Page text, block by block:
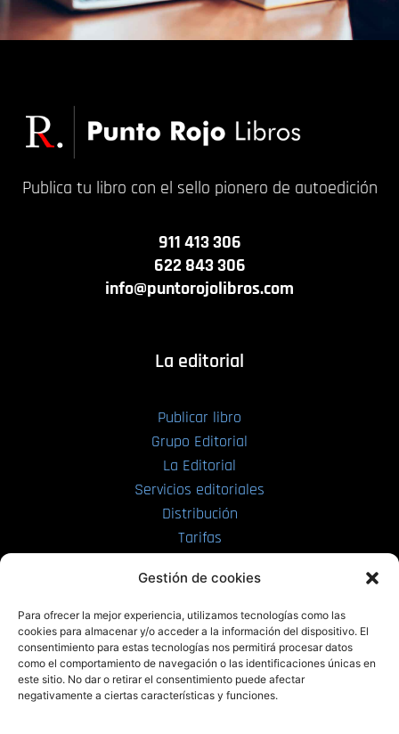
Gestión de cookies
Para ofrecer la mejor experiencia, utilizamos tecnologías como las
cookies para almacenar y/o acceder a la información del dispositivo. El
consentimiento para estas tecnologías nos permitirá procesar datos
como el comportamiento de navegación o las identificaciones únicas en
este sitio. No dar o retirar el consentimiento puede afectar
negativamente a ciertas características y funciones.
Publica tu libro con el sello pionero de autoedición
911 413 306
622 843 306
info@puntorojolibros.com
La editorial
Publicar libro
Grupo Editorial
La Editorial
Servicios editoriales
Distribución
Tarifas
PRL | Films
PRL | Play
PRL | LAB